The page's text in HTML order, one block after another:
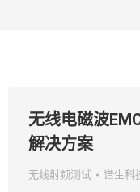
无线电磁波
解决方案
无线射频测试 谱生科